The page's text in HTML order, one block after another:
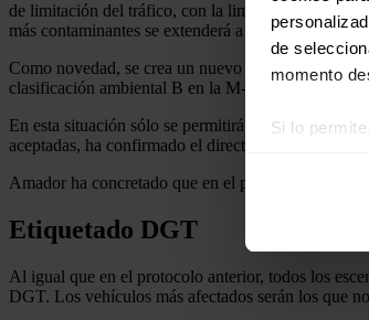
de
momento
Si lo
Las cookies
de limitación del tráfico, con la limitación de la
más contaminantes se extenderá a toda la ciudad.
Como novedad, se crea un nuevo
escenario 4para
clasificación ambiental B en la M-30 y su interior. El
En esta situación sólo se permitirá en toda la
aceptadas, ha confirmado el director general de
Amador ha concretado que en el periodo de
Etiquetado DGT
Al igual que en el protocolo anterior, todos los
DGT. Los vehículos más afectados serán los que